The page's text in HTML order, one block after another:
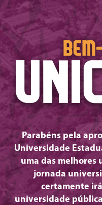
Parabéns pela
Universidade
uma das melhores
jornada
certamente
universidade